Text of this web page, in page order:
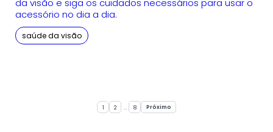
da visão e siga os cuidados necessários para usar o
acessório no dia a dia.
saúde da visão
Paginação
1 2 … 8 Próximo